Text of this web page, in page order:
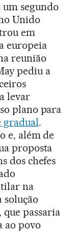
segundo
Unido
em
europeia
reunião
pediu a
levar
plano para
gradual.
e, além de
proposta
dos chefes
na
solução
passaria
ao povo